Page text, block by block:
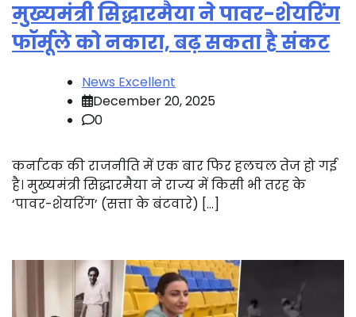
मुख्यमंत्री सिद्धारमैया ने पावर-शेयरिंग
फॉर्मूले को नकारा, बढ़ सकता है संकट
News Excellent
December 20, 2025
0
कर्नाटक की राजनीति में एक बार फिर हलचल तेज हो गई
है। मुख्यमंत्री सिद्धारमैया ने राज्य में किसी भी तरह के
‘पावर-शेयरिंग’ (सत्ता के बंटवारे) […]